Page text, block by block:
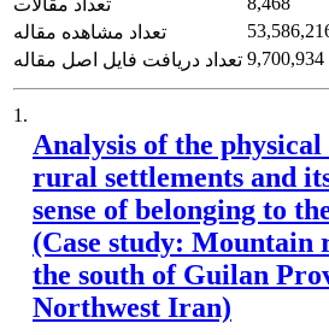
تعداد مقالات
تعداد مشاهده مقاله
تعداد دریافت فایل اصل مقاله 9,700,934
1.
Analysis of the physical
rural settlements and
sense of belonging to
(Case study:
the south of Guilan
Northwest Iran)